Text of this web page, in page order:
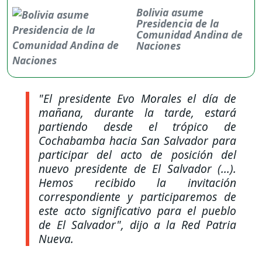
Bolivia asume
Presidencia de la
Comunidad Andina de
Naciones
"El presidente Evo Morales el día de
mañana, durante la tarde, estará
partiendo desde el trópico de
Cochabamba hacia San Salvador para
participar del acto de posición del
nuevo presidente de El Salvador (...).
Hemos recibido la invitación
correspondiente y participaremos de
este acto significativo para el pueblo
de El Salvador", dijo a la Red Patria
Nueva.